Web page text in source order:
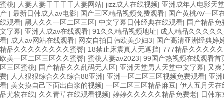
蜜桃| 人妻人妻干干干干人妻网站| jizz成人在线视频| 亚洲成年人电影天
产 | 最新日韩成人av电影| 国产三区精品视频免费观看| 国产黄桃AV一区
线观看| 黑人久久一区二区三区| 中文字幕日韩经典在线观看| 国产精品
文字幕| 亚洲人成av在线观看| 91久久精品视频地址| 成人精品久久久久
看| 成人av网站在线观看| 网友自拍日韩欧美少妇3| 国产高清亚洲经典婷
精品久久久久久久久久蜜臀| 18禁止床震真人无遮挡| 777精品久久久久
欧美一区二区三区久久蜜臀| 蜜桃人妻av2023| 99国产热视频在线观看首
区三区蜜桃| 国产精品久久乱码无人区| 亚洲天堂男人天堂中文字幕| 又
费| 人人狠狠综合久久综合88亚洲| 亚洲一区二区三区视频免费观看| 亚
看| 美女摸自己下面出白浆的视频| 一区二区三区精品麻豆| 伊人五月天在
品尤物在线| 久久青草在线观看视频| 婷婷久久久久久精品免费老| 日韩